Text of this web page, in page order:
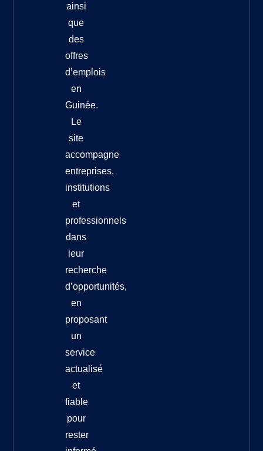
ainsi
que
des
offres
d’emplois
en
Guinée.
Le
site
accompagne
entreprises,
institutions
et
professionnels
dans
leur
recherche
d’opportunités,
en
proposant
un
service
actualisé
et
fiable
pour
rester